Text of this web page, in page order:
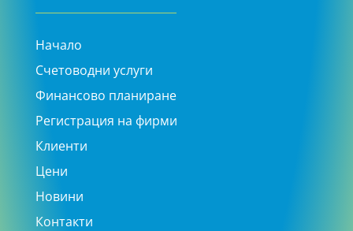
Начало
Счетоводни услуги
Финансово планиране
Регистрация на фирми
Клиенти
Цени
Новини
Контакти